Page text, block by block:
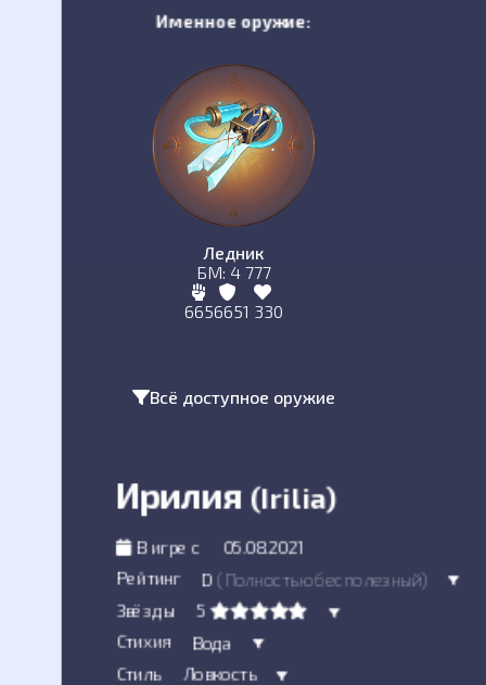
Именное оружие:
Ледник
БМ: 4 777
6656651 330
Всё доступное оружие
Ирилия (Irilia)
В игре с
05.08.2021
Рейтинг
D(Полностью бесполезный)
Звёзды
5
Стихия
Вода
Стиль
Ловкость